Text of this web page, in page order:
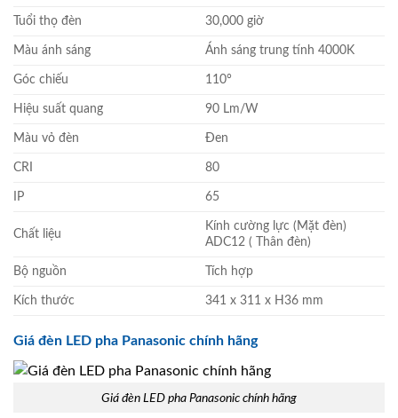
Tuổi thọ đèn 30,000 giờ
Màu ánh sáng Ánh sáng trung tính 4000K
Góc chiếu 110°
Hiệu suất quang 90 Lm/W
Màu vỏ đèn Đen
CRI 80
IP 65
Chất liệu
Kính cường lực (Mặt đèn)
ADC12 ( Thân đèn)
Bộ nguồn Tích hợp
Kích thước 341 x 311 x H36 mm
Giá đèn LED pha Panasonic chính hãng
Giá đèn LED pha Panasonic chính hãng